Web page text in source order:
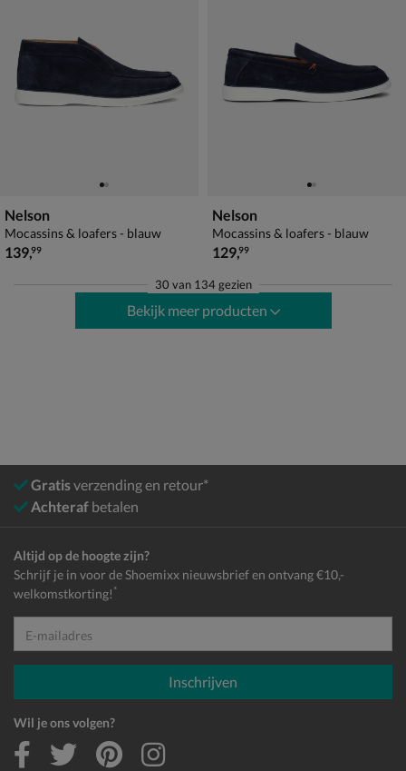
Nelson
Mocassins & loafers - blauw
€ 139,99
139,99
Nelson
Mocassins & loafers - blauw
€ 129,99
129,99
30 van 134 gezien
Bekijk meer producten
Gratisverzending en retour*
Achteraf betalen
Altijd op de hoogte zijn?
Schrijf je in voor de Shoemixx nieuwsbrief en ontvang €10,-
welkomstkorting! *
E-mailadres
Inschrijven
Wil je ons volgen?